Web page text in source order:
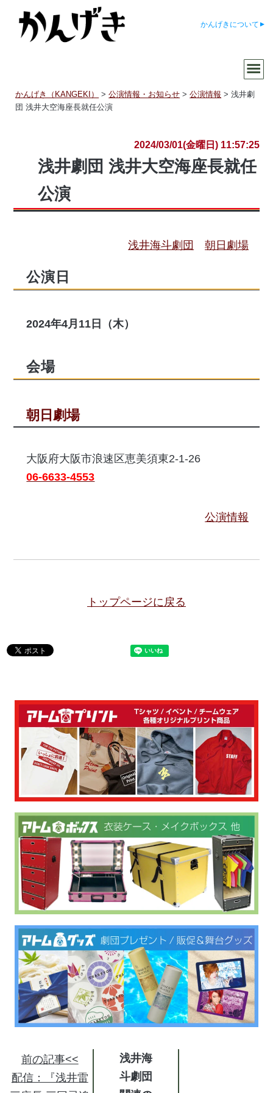
かんげきについて
かんげき（KANGEKI） >公演情報・お知らせ >公演情報 >浅井劇
団 浅井大空海座長就任公演
2024/03/01(金曜日) 11:57:25
浅井劇団 浅井大空海座長就任
公演
浅井海斗劇団 朝日劇場
公演日
2024年4月11日（木）
会場
朝日劇場
大阪府大阪市浪速区恵美須東2-1-26
06-6633-4553
公演情報
トップページに戻る
前の記事<<
配信：『浅井雷
浅井海
斗劇団